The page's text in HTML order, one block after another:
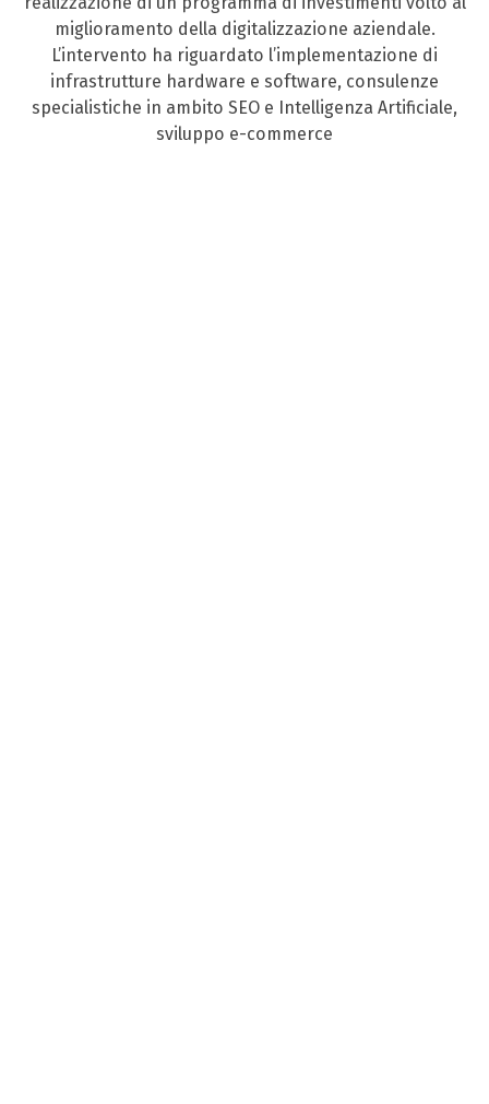
miglioramento della digitalizzazione aziendale.
L’intervento ha riguardato l’implementazione di
infrastrutture hardware e software, consulenze
specialistiche in ambito SEO e Intelligenza Artificiale,
sviluppo e-commerce